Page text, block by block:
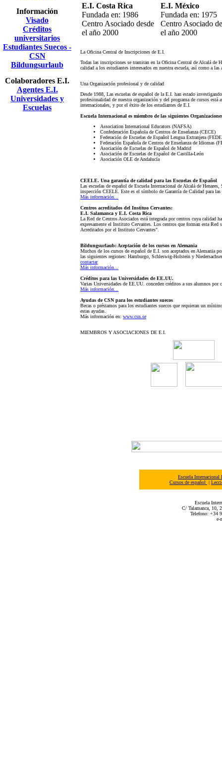
Información
Visado
Créditos
universitarios
Estudiantes Suecos -
CSN
Bildungsurlaub
Colaboradores E.I.
Agentes E.I.
Universidades y
Escuelas
E.I. Costa Rica
Fundada en: 1986
Centro Asociado desde
el año 2000
E.I. México
Fundada en: 1975
Centro Asociado
el año 2000
La Oficina Central de Inscripciones de E.I.
Todas las inscripciones se tramitan en la Oficina Central de Alcalá de
calidad a los estudiantes interesados en nuestra escuela, así como a las
Una Organización profesional y de calidad
Desde 1988, Las escuelas de español de la E.I. han estado
profesionalidad de nuestra organización y del programa de cursos está
internacionales, y por el éxito de los estudiantes de E.I.
Escuela Internacional es miembro de las siguientes
Association International Educators (NAFSA)
Confederación Española de Centros de Enseñanza (CECE)
Federación de Escuelas de Español Lengua Extranjera
Federación Española de Centros de Enseñanza de Idiomas
Asociación de Escuelas de Español de Madrid
Asociación de Escuelas de Español de Castilla-León
Asociación OLE de Andalucía
CEELE. Una garantía de calidad para las Escuelas de Español
Las escuelas de español de Escuela Internacional de Alcalá de
inspección CEELE. Este es el símbolo de Garantía de Calidad para las
Más información...
Centros acreditados del Instituo Cervantes:
E.I. Salamanca y E.I. Costa Rica
La Red de Centros Asociados está integrada por centros cuya calidad
expresamente el Instituto Cervantes. Los centros que forman esta Red
Acreditados por el Instituto Cervantes".
Bildungsurlaub: Aceptación de los cursos en Alemania
Muchos de los cursos de español de E.I. son aceptados en Alemania
las siguientes regiones: Hamburgo, Schleswig-Holstein y
contactar
Más información...
Créditos para las Universidades de EE.UU.
Varias Universidades de EE.UU. conceden créditos a sus alumnos por
Más información...
Ayudas de CSN para los estudiantes suecos
Becas o préstamos para los estudiantes suecos que requieran un
estas ayudas.
Más información en: www.csn.se
MIEMBROS Y ASOCIACIONES DE E.I.
Escuela
Cursos de español
|
Escuela
C/ Talamanca, 10,
Telefono: +34
e-